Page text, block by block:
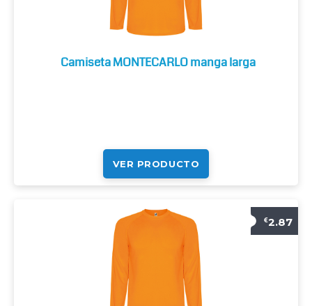
Camiseta MONTECARLO manga larga
VER PRODUCTO
€2.87